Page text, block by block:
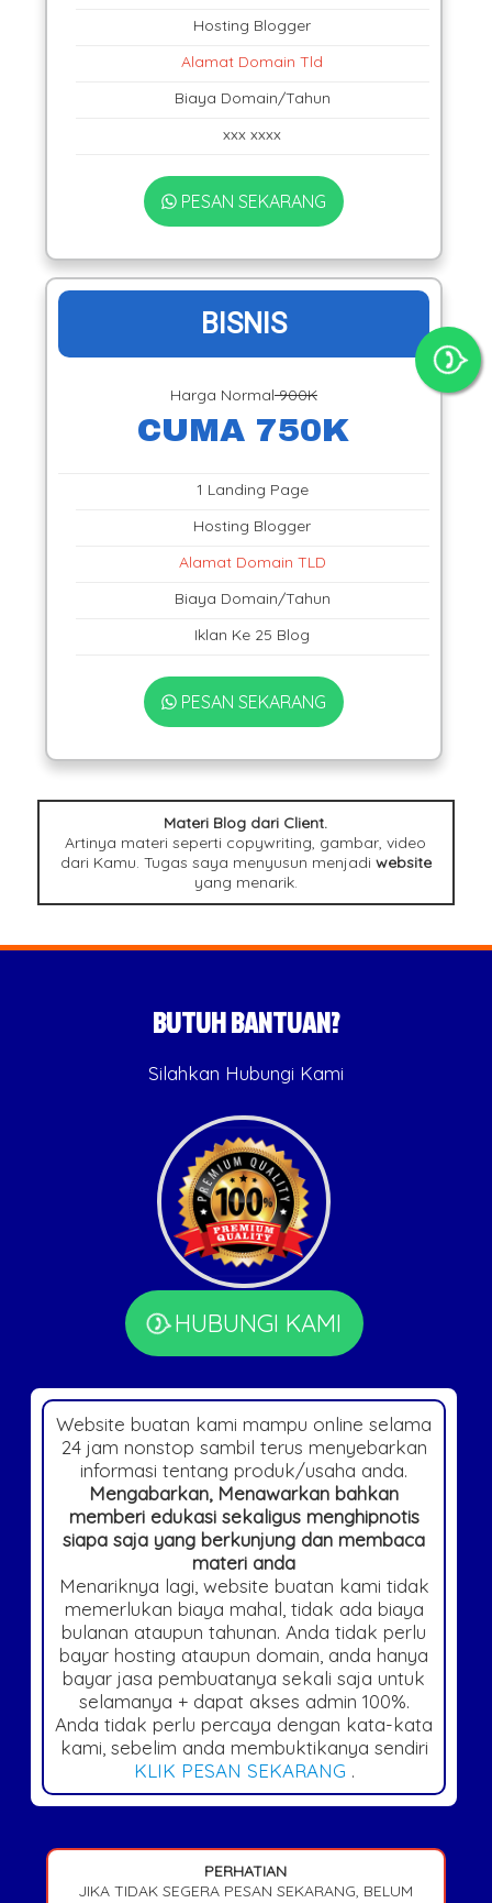
Hosting Blogger
Alamat Domain Tld
Biaya Domain/Tahun
xxx xxxx
PESAN SEKARANG
BISNIS
Harga Normal900K
CUMA 750K
1 Landing Page
Hosting Blogger
Alamat Domain TLD
Biaya Domain/Tahun
Iklan Ke 25 Blog
PESAN SEKARANG
Materi Blog dari Client.
Artinya materi seperti copywriting, gambar, video
dari Kamu. Tugas saya menyusun menjadi website
yang menarik.
BUTUH BANTUAN?
Silahkan Hubungi Kami
HUBUNGI KAMI
Website buatan kami mampu online selama
24 jam nonstop sambil terus menyebarkan
informasi tentang produk/usaha anda.
Mengabarkan, Menawarkan bahkan
memberi edukasi sekaligus menghipnotis
siapa saja yang berkunjung dan membaca
materi anda
Menariknya lagi, website buatan kami tidak
memerlukan biaya mahal, tidak ada biaya
bulanan ataupun tahunan. Anda tidak perlu
bayar hosting ataupun domain, anda hanya
bayar jasa pembuatanya sekali saja untuk
selamanya + dapat akses admin 100%.
Anda tidak perlu percaya dengan kata-kata
kami, sebelim anda membuktikanya sendiri
KLIK PESAN SEKARANG .
PERHATIAN
JIKA TIDAK SEGERA PESAN SEKARANG, BELUM